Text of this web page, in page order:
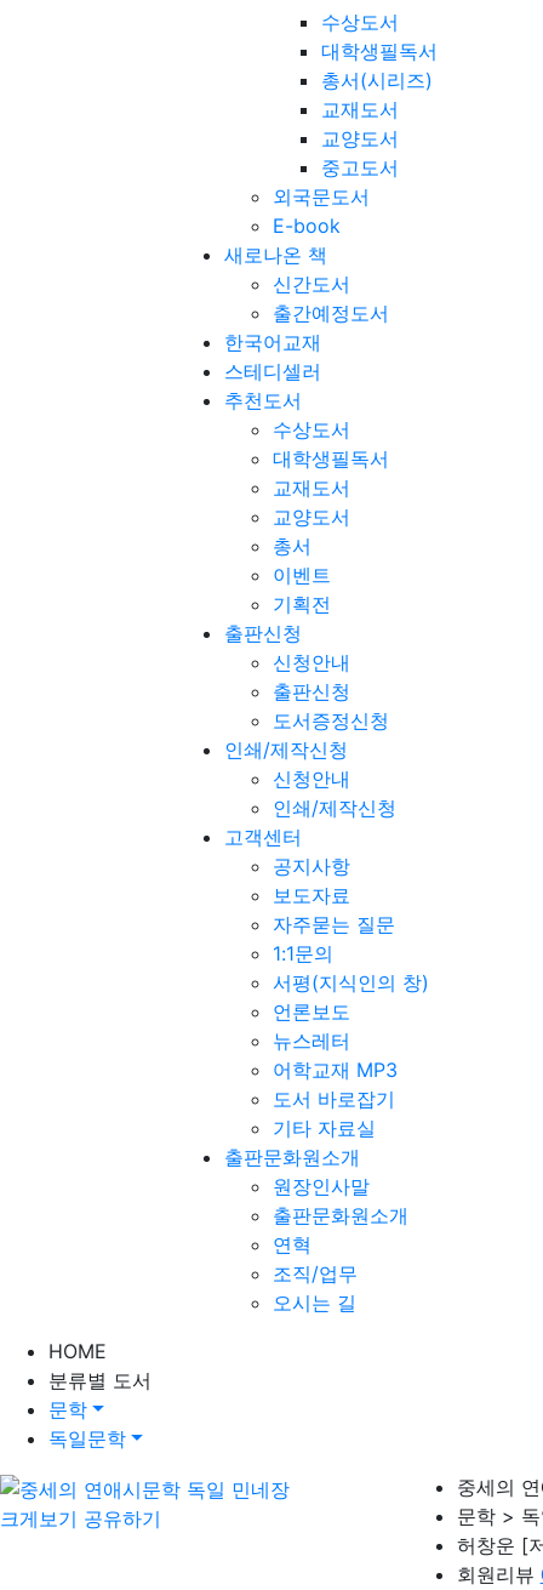
수상도서
대학생필독서
총서(시리즈)
교재도서
교양도서
중고도서
외국문도서
E-book
새로나온 책
신간도서
출간예정도서
한국어교재
스테디셀러
추천도서
수상도서
대학생필독서
교재도서
교양도서
총서
이벤트
기획전
출판신청
신청안내
출판신청
도서증정신청
인쇄/제작신청
신청안내
인쇄/제작신청
고객센터
공지사항
보도자료
자주묻는 질문
1:1문의
서평(지식인의 창)
언론보도
뉴스레터
어학교재 MP3
도서 바로잡기
기타 자료실
출판문화원소개
원장인사말
출판문화원소개
연혁
조직/업무
오시는 길
HOME
분류별 도서
문학
독일문학
크게보기 공유하기
중세의
문학 >
허창운 [
회원리뷰